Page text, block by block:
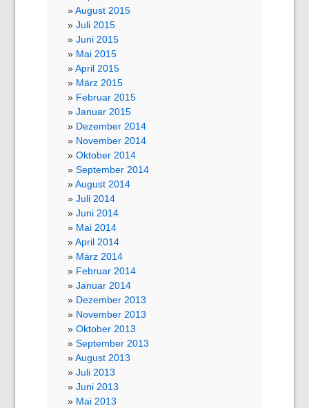
August 2015
Juli 2015
Juni 2015
Mai 2015
April 2015
März 2015
Februar 2015
Januar 2015
Dezember 2014
November 2014
Oktober 2014
September 2014
August 2014
Juli 2014
Juni 2014
Mai 2014
April 2014
März 2014
Februar 2014
Januar 2014
Dezember 2013
November 2013
Oktober 2013
September 2013
August 2013
Juli 2013
Juni 2013
Mai 2013